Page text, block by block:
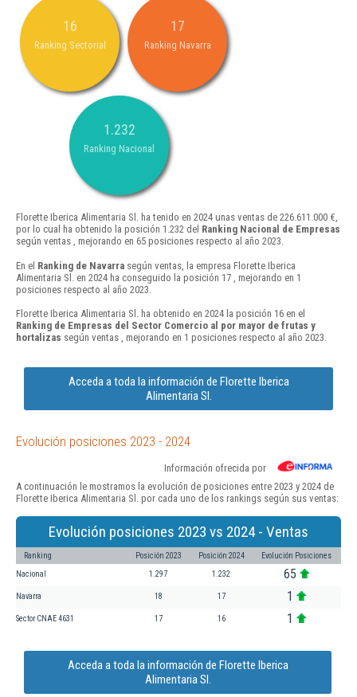
16
Ranking Sectorial
17
Ranking Navarra
1.232
Ranking Nacional
Florette Iberica Alimentaria Sl. ha tenido en 2024 unas ventas de 226.611.000 €,
por lo cual ha obtenido la posición 1.232 del Ranking Nacional de Empresas
según ventas , mejorando en 65 posiciones respecto al año 2023.
En el Ranking de Navarra según ventas, la empresa Florette Iberica
Alimentaria Sl. en 2024 ha conseguido la posición 17 , mejorando en 1
posiciones respecto al año 2023.
Florette Iberica Alimentaria Sl. ha obtenido en 2024 la posición 16 en el
Ranking de Empresas del Sector Comercio al por mayor de frutas y
hortalizas según ventas , mejorando en 1 posiciones respecto al año 2023.
Acceda a toda la información de Florette Iberica
Alimentaria Sl.
Evolución posiciones 2023 - 2024
Información ofrecida por
A continuación le mostramos la evolución de posiciones entre 2023 y 2024 de
Florette Iberica Alimentaria Sl. por cada uno de los rankings según sus ventas:
Evolución posiciones 2023 vs 2024 - Ventas
Ranking Posición 2023 Posición 2024 Evolución Posiciones
Nacional 1.297 1.232 65
Navarra 18 17 1
Sector CNAE 4631 17 16 1
Acceda a toda la información de Florette Iberica
Alimentaria Sl.